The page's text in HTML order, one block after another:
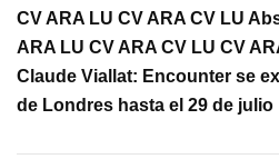
CV ARA LU CV ARA CV LU
ARA LU CV ARA CV LU CV
Claude Viallat: Encounter se
de Londres hasta el 29 de julio